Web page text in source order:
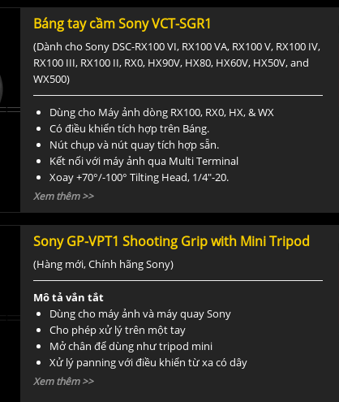
Báng tay cầm Sony VCT-SGR1
(Dành cho Sony DSC-RX100 VI, RX100 VA, RX100 V, RX100 IV,
RX100 III, RX100 II, RX0, HX90V, HX80, HX60V, HX50V, and
WX500)
Dùng cho Máy ảnh dòng RX100, RX0, HX, & WX
Có điều khiển tích hợp trên Báng.
Nút chụp và nút quay tích hợp sẵn.
Kết nối với máy ảnh qua Multi Terminal
Xoay +70°/-100° Tilting Head, 1/4"-20.
Xem thêm >>
Sony GP-VPT1 Shooting Grip with Mini Tripod
(Hàng mới, Chính hãng Sony)
Mô tả vắn tắt
Dùng cho máy ảnh và máy quay Sony
Cho phép xử lý trên một tay
Mở chân để dùng như tripod mini
Xử lý panning với điều khiển từ xa có dây
Có dây cáp kết nối đa năng đi kèm
Xem thêm >>